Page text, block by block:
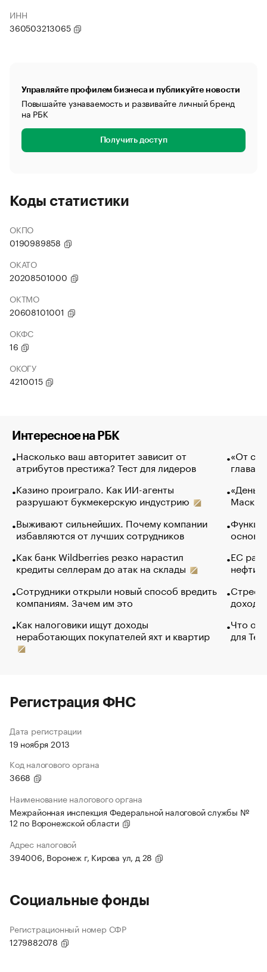
ИНН
360503213065
Управляйте профилем бизнеса и публикуйте новости
Повышайте узнаваемость и развивайте личный бренд
на РБК
Получить доступ
Коды статистики
ОКПО
0190989858
ОКАТО
20208501000
ОКТМО
20608101001
ОКФС
16
ОКОГУ
4210015
Интересное на РБК
Насколько ваш авторитет зависит от
атрибутов престижа? Тест для лидеров
Казино проиграло. Как ИИ-агенты
разрушают букмекерскую индустрию
Выживают сильнейших. Почему компании
избавляются от лучших сотрудников
Как банк Wildberries резко нарастил
кредиты селлерам до атак на склады
Сотрудники открыли новый способ вредить
компаниям. Зачем им это
Как налоговики ищут доходы
неработающих покупателей яхт и квартир
«От
глава
Маск в
основ
ЕС
нефти
Что
для
Регистрация ФНС
Дата регистрации
19 ноября 2013
Код налогового органа
3668
Наименование налогового органа
Межрайонная инспекция Федеральной налоговой службы №
12 по Воронежской области
Адрес налоговой
394006, Воронеж г, Кирова ул, д 28
Социальные фонды
Регистрационный номер СФР
1279882078